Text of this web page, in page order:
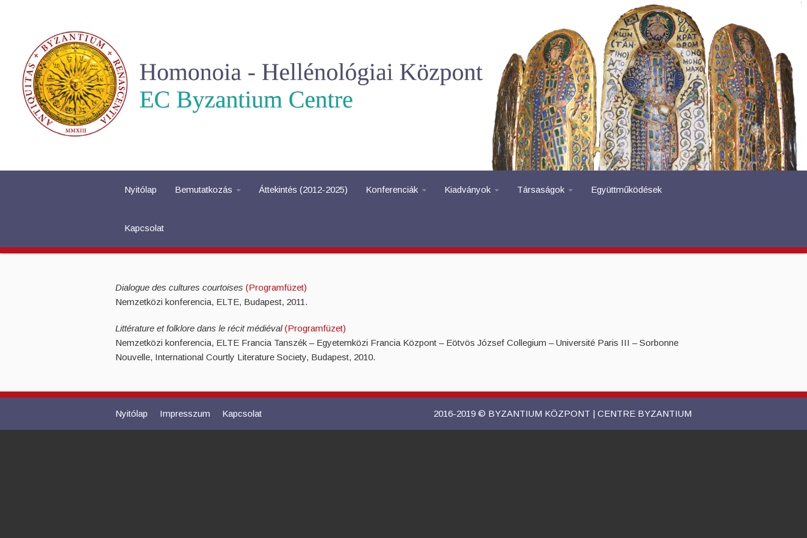
Nyitólap Bemutatkozás Áttekintés (2012-2025) Konferenciák Kiadványok Társaságok Együttműködések
Kapcsolat
Dialogue des cultures courtoises (Programfüzet)
Nemzetközi konferencia, ELTE, Budapest, 2011.
Littérature et folklore dans le récit médiéval(Programfüzet)
Nemzetközi konferencia, ELTE Francia Tanszék – Egyetemközi Francia Központ – Eötvös József Collegium – Université Paris III – Sorbonne
Nouvelle, International Courtly Literature Society, Budapest, 2010.
Nyitólap Impresszum Kapcsolat 2016-2019 © BYZANTIUM KÖZPONT | CENTRE BYZANTIUM